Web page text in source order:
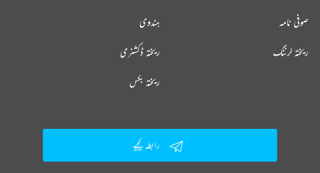
ہندوی صوفی نامہ
ریختہ ڈکشنری ریختہ لرننگ
ریختہ بکس
رابطہ کیجیے